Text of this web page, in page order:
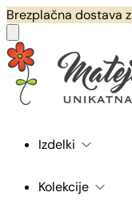
Brezplačna dostava
Izdelki
Kolekcije